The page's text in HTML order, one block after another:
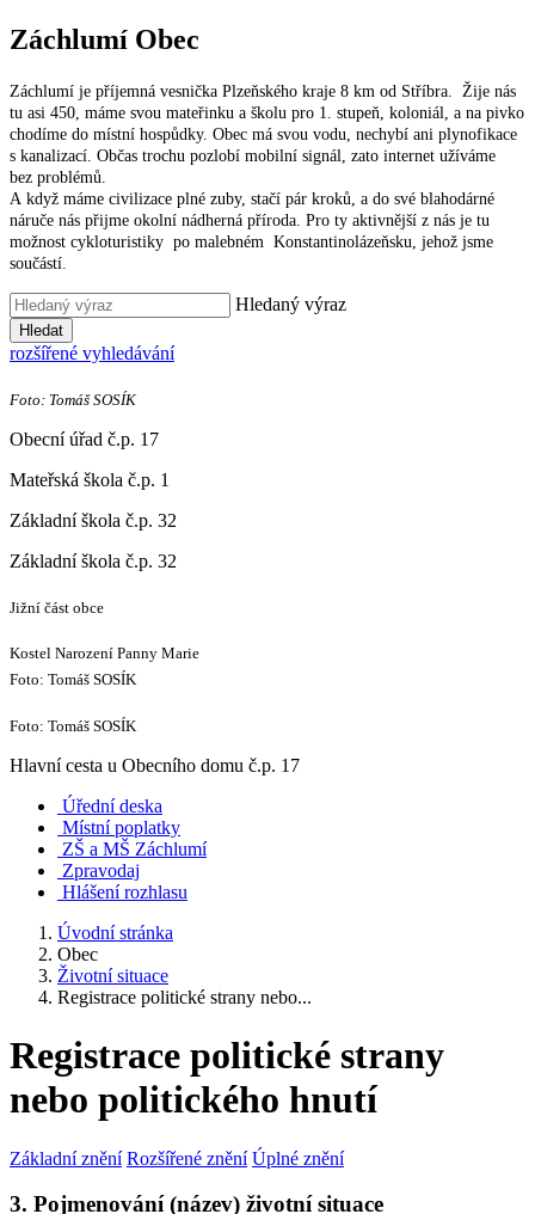
Záchlumí Obec
Záchlumí je příjemná vesnička Plzeňského kraje 8 km od Stříbra. Žije nás
tu asi 450, máme svou mateřinku a školu pro 1. stupeň, koloniál, a na pivko
chodíme do místní hospůdky. Obec má svou vodu, nechybí ani plynofikace
s kanalizací. Občas trochu pozlobí mobilní signál, zato internet užíváme
bez problémů.
A když máme civilizace plné zuby, stačí pár kroků, a do své blahodárné
náruče nás přijme okolní nádherná příroda. Pro ty aktivnější z nás je tu
možnost cykloturistiky po malebném Konstantinolázeňsku, jehož jsme
součástí.
Hledaný výraz
Hledat
rozšířené vyhledávání
Foto: Tomáš SOSÍK
Obecní úřad č.p. 17
Mateřská škola č.p. 1
Základní škola č.p. 32
Základní škola č.p. 32
Jižní část obce
Kostel Narození Panny Marie
Foto: Tomáš SOSÍK
Foto: Tomáš SOSÍK
Hlavní cesta u Obecního domu č.p. 17
Úřední deska
Místní poplatky
ZŠ a MŠ Záchlumí
Zpravodaj
Hlášení rozhlasu
Úvodní stránka
Obec
Životní situace
Registrace politické strany nebo...
Registrace politické strany
nebo politického hnutí
Základní znění Rozšířené znění Úplné znění
3. Pojmenování (název) životní situace